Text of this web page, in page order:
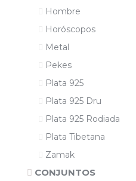
Hombre
Horóscopos
Metal
Pekes
Plata 925
Plata 925 Dru
Plata 925 Rodiada
Plata Tibetana
Zamak
CONJUNTOS